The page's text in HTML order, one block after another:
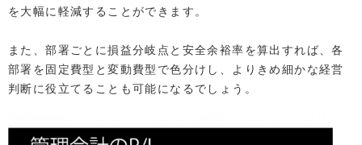
を大幅に軽減することができます。
また、部署ごとに損益分岐点と安全余裕率を算出すれば、各
部署を固定費型と変動費型で色分けし、よりきめ細かな経営
判断に役立てることも可能になるでしょう。